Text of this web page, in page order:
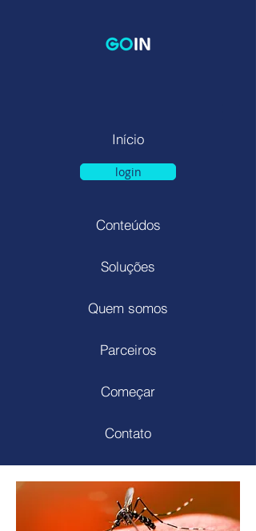
Início
Soluções
Quem somos
Parceiros
Começar
Contato
Conteúdos
login